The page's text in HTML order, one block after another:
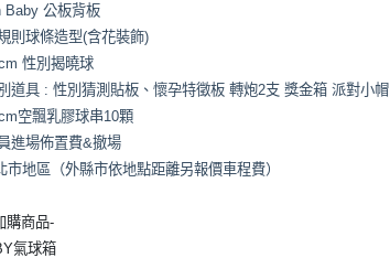
Baby 公板背板
則球條造型(含花裝飾)
性別揭曉球
道具 : 性別猜測貼板、懷孕特徵板 轉炮2支 獎金箱 派對小帽
空飄乳膠球串10顆
進場佈置費&撤場
市地區（外縣市依地點距離另報價車程費）
購商品-
氣球箱